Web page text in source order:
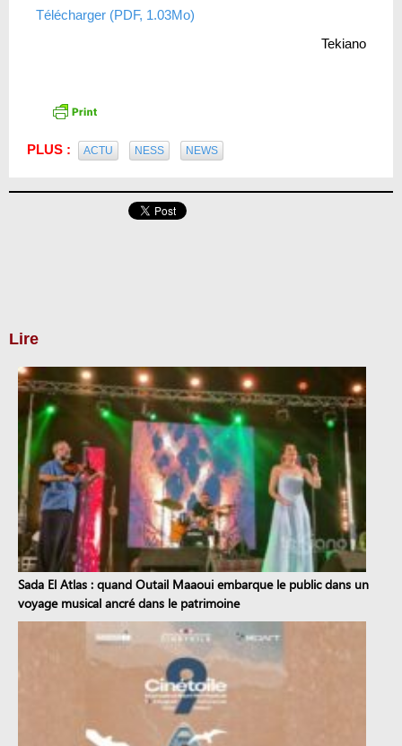
Télécharger (PDF, 1.03Mo)
Tekiano
PLUS : ACTU NESS NEWS
Lire
Sada El Atlas : quand Outail Maaoui embarque le public dans un
voyage musical ancré dans le patrimoine